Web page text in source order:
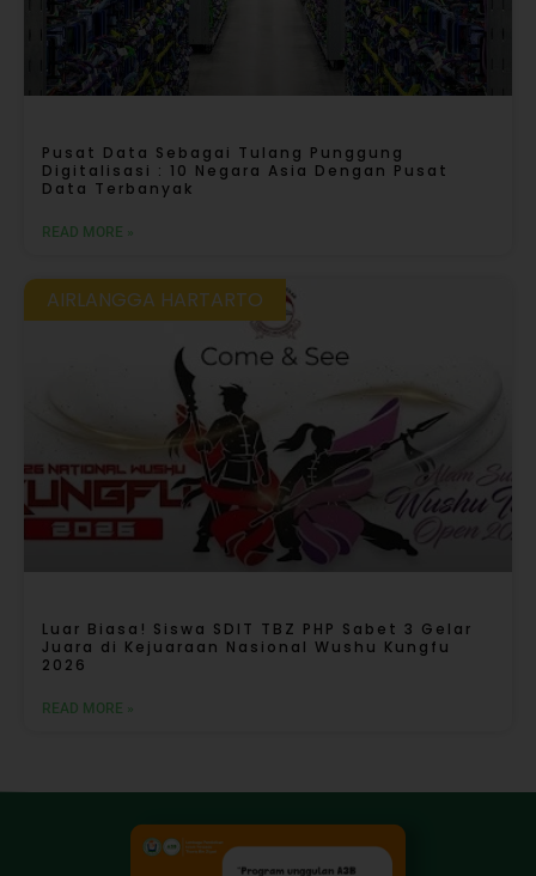
Pusat Data Sebagai Tulang Punggung
Digitalisasi : 10 Negara Asia Dengan Pusat
Data Terbanyak
READ MORE »
AIRLANGGA HARTARTO
Luar Biasa! Siswa SDIT TBZ PHP Sabet 3 Gelar
Juara di Kejuaraan Nasional Wushu Kungfu
2026
READ MORE »